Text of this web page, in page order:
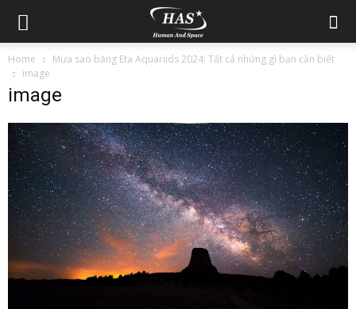
Home
Mưa sao băng Eta Aquariids 2024: Tất cả những gì bạn cần biết
image
image